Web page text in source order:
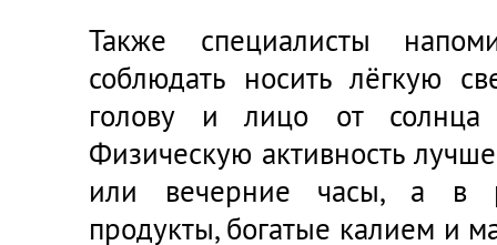
Также специалисты
соблюдать носить лёгкую
голову и лицо от солнца
Физическую активность
или вечерние часы, а в
продукты, богатые калием и